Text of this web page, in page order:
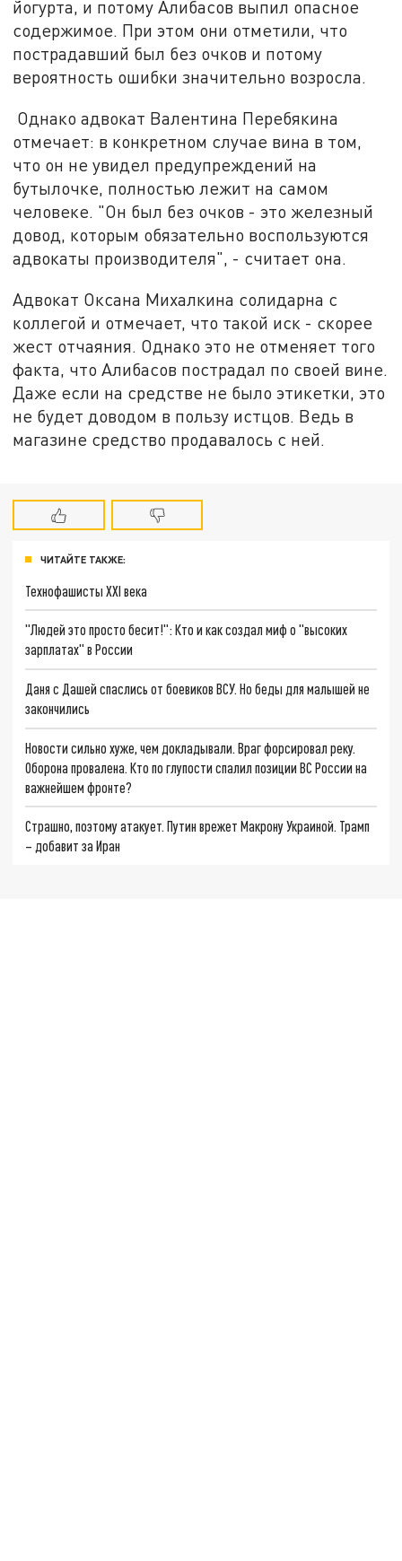
йогурта, и потому Алибасов выпил опасное
содержимое. При этом они отметили, что
пострадавший был без очков и потому
вероятность ошибки значительно возросла.
Однако адвокат Валентина Перебякина
отмечает: в конкретном случае вина в том,
что он не увидел предупреждений на
бутылочке, полностью лежит на самом
человеке. "Он был без очков - это железный
довод, которым обязательно воспользуются
адвокаты производителя", - считает она.
Адвокат Оксана Михалкина солидарна с
коллегой и отмечает, что такой иск - скорее
жест отчаяния. Однако это не отменяет того
факта, что Алибасов пострадал по своей вине.
Даже если на средстве не было этикетки, это
не будет доводом в пользу истцов. Ведь в
магазине средство продавалось с ней.
ЧИТАЙТЕ ТАКЖЕ:
Технофашисты XXI века
"Людей это просто бесит!": Кто и как создал миф о "высоких
зарплатах" в России
Даня с Дашей спаслись от боевиков ВСУ. Но беды для малышей не
закончились
Новости сильно хуже, чем докладывали. Враг форсировал реку.
Оборона провалена. Кто по глупости спалил позиции ВС России на
важнейшем фронте?
Страшно, поэтому атакует. Путин врежет Макрону Украиной. Трамп
– добавит за Иран